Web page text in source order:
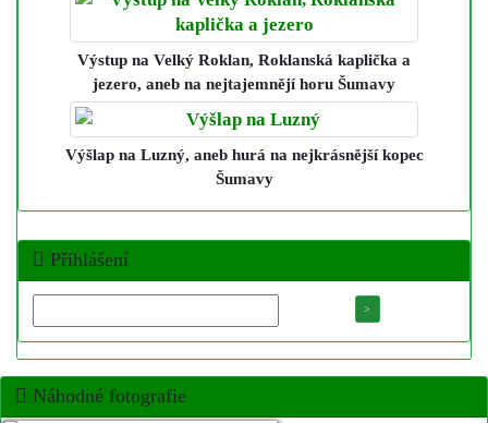
Výstup na Velký Roklan, Roklanská kaplička a
jezero, aneb na nejtajemnějí horu Šumavy
Výšlap na Luzný, aneb hurá na nejkrásnější kopec
Šumavy
Přihlášení
Náhodné fotografie